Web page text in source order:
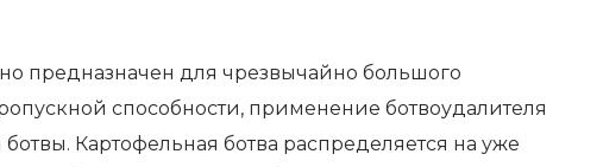
предназначен для чрезвычайно большого
способности, применение ботвоудалителя
Картофельная ботва распределяется на уже